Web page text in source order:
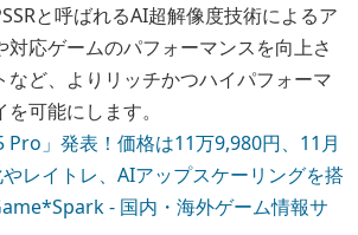
と呼ばれるAI超解像度技術によるア
対応ゲームのパフォーマンスを向上さ
など、よりリッチかつハイパフォーマ
可能にします。
Pro」発表！価格は11万9,980円、11月
レイトレ、AIアップスケーリングを搭
- 国内・海外ゲーム情報サ